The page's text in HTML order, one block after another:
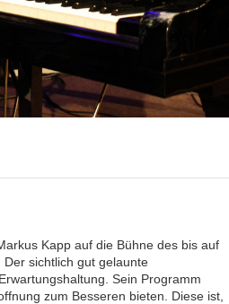
Kapp auf die Bühne des bis auf
sichtlich gut gelaunte
Sein Programm
zum Besseren bieten. Diese ist,